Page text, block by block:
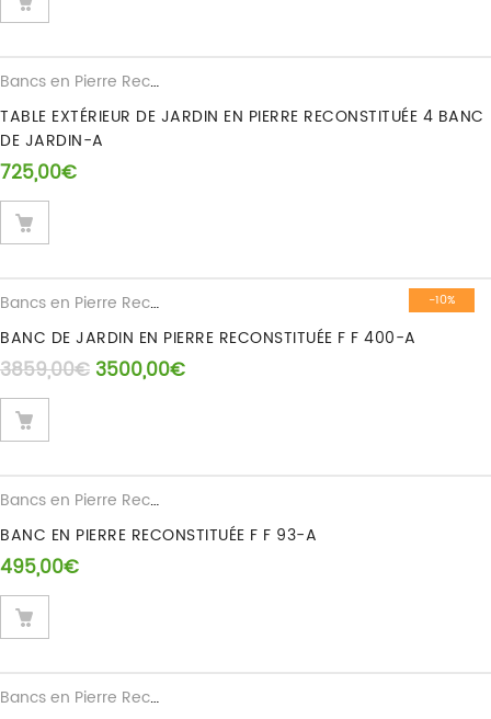
Bancs en Pierre Reconstituee
TABLE EXTÉRIEUR DE JARDIN EN PIERRE RECONSTITUÉE 4 BANC
DE JARDIN-A
725,00€
-10%
Bancs en Pierre Reconstituee
BANC DE JARDIN EN PIERRE RECONSTITUÉE F F 400-A
3859,00€ Le prix initial était : 3859,00€.
3500,00€Le prix actuel est : 3500,00€.
Bancs en Pierre Reconstituee
BANC EN PIERRE RECONSTITUÉE F F 93-A
495,00€
Bancs en Pierre Reconstituee